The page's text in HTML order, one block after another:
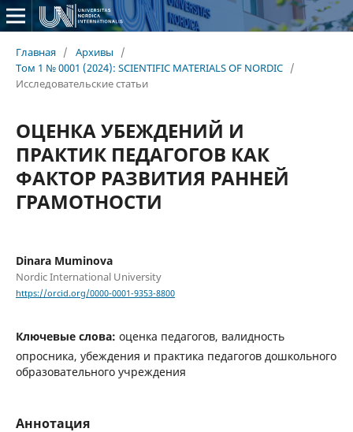
Главная / Архивы
/
Том 1 № 0001 (2024): SCIENTIFIC MATERIALS OF NORDIC /
Исследовательские статьи
ОЦЕНКА УБЕЖДЕНИЙ И
ПРАКТИК ПЕДАГОГОВ КАК
ФАКТОР РАЗВИТИЯ РАННЕЙ
ГРАМОТНОСТИ
Dinara Muminova
Nordic International University
https://orcid.org/0000-0001-9353-8800
Ключевые слова: оценка педагогов, валидность
опросника, убеждения и практика педагогов дошкольного
образовательного учреждения
Аннотация